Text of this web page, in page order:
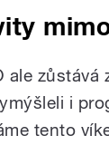
ale zůstává
i
tento